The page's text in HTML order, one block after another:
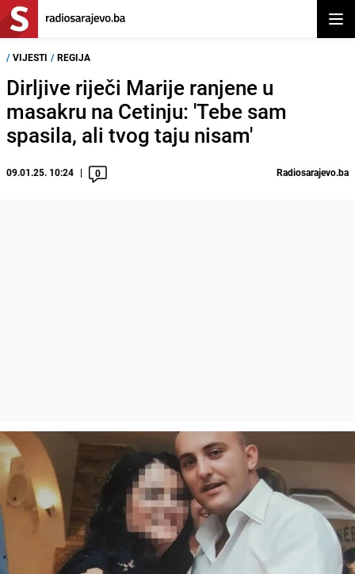
/ VIJESTI / REGIJA
Dirljive riječi Marije ranjene u
masakru na Cetinju: 'Tebe sam
spasila, ali tvog taju nisam'
09.01.25. 10:24 0 Radiosarajevo.ba